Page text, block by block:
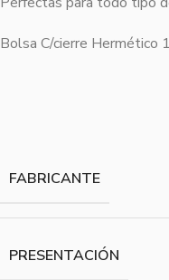
Bolsa C/cierre
FABRICANTE
PRESENTACIÓN